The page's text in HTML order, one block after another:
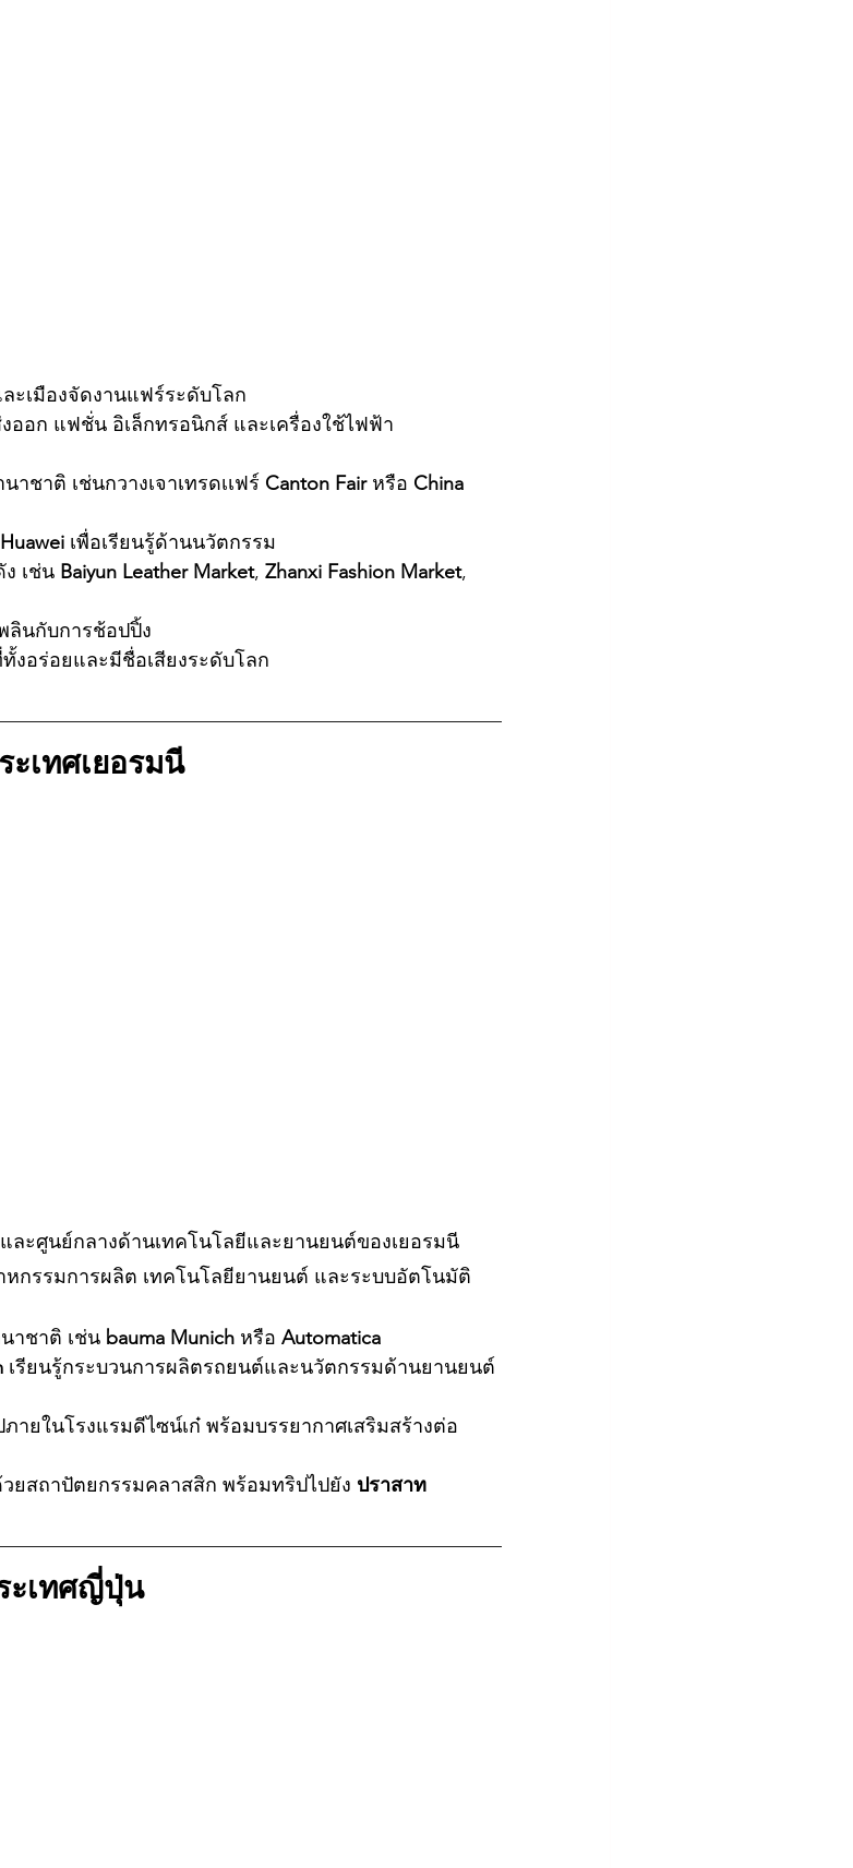
ะเมืองจัดงานแฟร์ระดับโลก
ออก แฟชั่น อิเล็กทรอนิกส์ และเครื่องใช้ไฟฟ้า
ชาติ เช่นกวางเจาเทรดเเฟร์ Canton Fair หรือ China
Huawei เพื่อเรียนรู้ด้านนวัตกรรม
เช่น Baiyun Leather Market, Zhanxi Fashion Market,
ลินกับการช้อปปิ้ง
งอร่อยและมีชื่อเสียงระดับโลก
เทศเยอรมนี
ละศูนย์กลางด้านเทคโนโลยีและยานยนต์ของเยอรมนี
หกรรมการผลิต เทคโนโลยียานยนต์ และระบบอัตโนมัติ
าชาติ เช่น bauma Munich หรือ Automatica
เรียนรู้กระบวนการผลิตรถยนต์และนวัตกรรมด้านยานยนต์
ายในโรงแรมดีไซน์เก๋ พร้อมบรรยากาศเสริมสร้างต่อ
วยสถาปัตยกรรมคลาสสิก พร้อมทริปไปยัง ปราสาท
ะเทศญี่ปุ่น